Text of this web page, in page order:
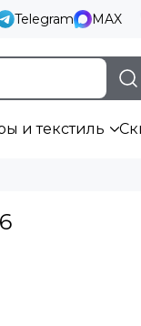
Telegram MAX
и текстиль